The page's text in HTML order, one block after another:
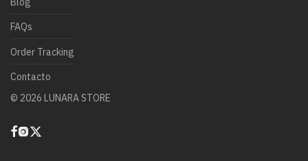
FAQs
Order Tracking
Contacto
© 2026 LUNARA STORE